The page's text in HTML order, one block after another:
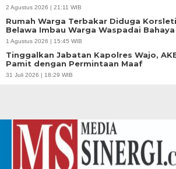
2 Agustus 2026 | 21:11 WIB
Rumah Warga Terbakar Diduga
Belawa Imbau Warga Waspadai
1 Agustus 2026 | 15:45 WIB
Tinggalkan Jabatan Kapolres Wajo,
Pamit dengan Permintaan Maaf
31 Juli 2026 | 18:29 WIB